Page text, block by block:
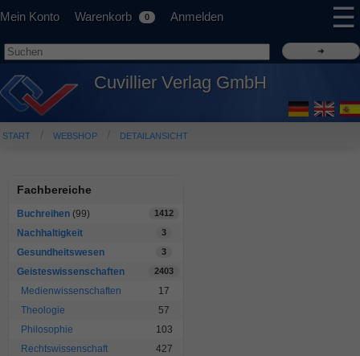
Mein Konto Warenkorb 0 Anmelden ☰
Cuvillier Verlag GmbH
START WEBSHOP DETAILANSICHT
Fachbereiche
Buchreihen (99) 1412
Nachhaltigkeit 3
Gesundheitswesen 3
Geisteswissenschaften 2403
Medienwissenschaften
17
Theologie
57
Philosophie
103
Rechtswissenschaft
427